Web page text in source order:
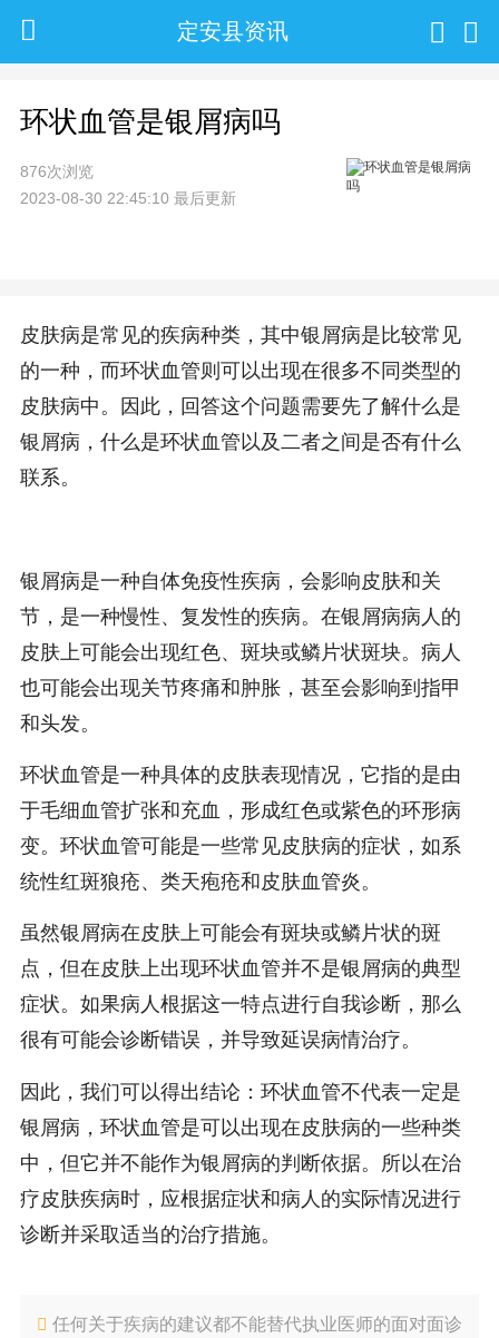
定安县资讯
环状血管是银屑病吗
876次浏览
2023-08-30 22:45:10 最后更新
皮肤病是常见的疾病种类，其中银屑病是比较常见
的一种，而环状血管则可以出现在很多不同类型的
皮肤病中。因此，回答这个问题需要先了解什么是
银屑病，什么是环状血管以及二者之间是否有什么
联系。
银屑病是一种自体免疫性疾病，会影响皮肤和关
节，是一种慢性、复发性的疾病。在银屑病病人的
皮肤上可能会出现红色、斑块或鳞片状斑块。病人
也可能会出现关节疼痛和肿胀，甚至会影响到指甲
和头发。
环状血管是一种具体的皮肤表现情况，它指的是由
于毛细血管扩张和充血，形成红色或紫色的环形病
变。环状血管可能是一些常见皮肤病的症状，如系
统性红斑狼疮、类天疱疮和皮肤血管炎。
虽然银屑病在皮肤上可能会有斑块或鳞片状的斑
点，但在皮肤上出现环状血管并不是银屑病的典型
症状。如果病人根据这一特点进行自我诊断，那么
很有可能会诊断错误，并导致延误病情治疗。
因此，我们可以得出结论：环状血管不代表一定是
银屑病，环状血管是可以出现在皮肤病的一些种类
中，但它并不能作为银屑病的判断依据。所以在治
疗皮肤疾病时，应根据症状和病人的实际情况进行
诊断并采取适当的治疗措施。
任何关于疾病的建议都不能替代执业医师的面对面诊